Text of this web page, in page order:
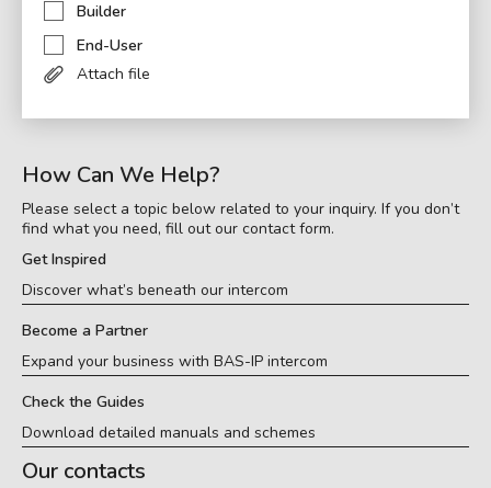
Builder
End-User
Attach file
How Can We Help?
Please select a topic below related to your inquiry. If you don’t
find what you need, fill out our contact form.
Get Inspired
Discover what’s beneath our intercom
Become a Partner
Expand your business with BAS-IP intercom
Check the Guides
Download detailed manuals and schemes
Our contacts